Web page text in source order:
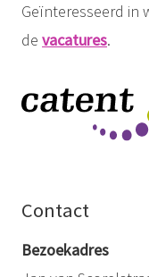
Geïnteresseerd in
de vacatures.
Contact
Bezoekadres